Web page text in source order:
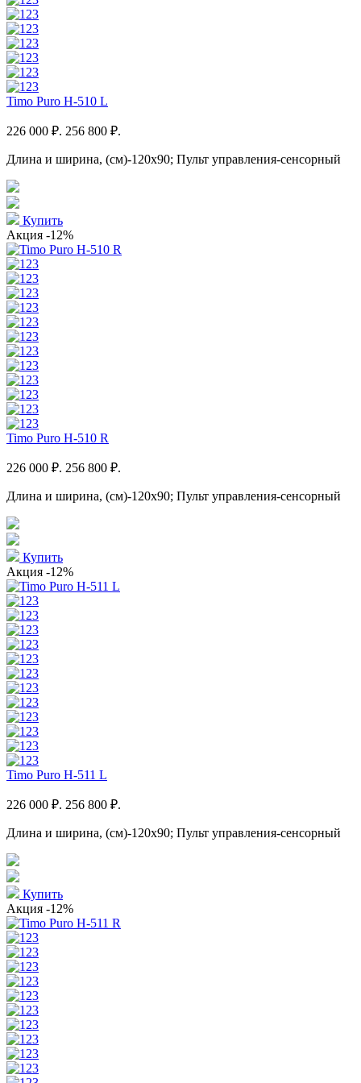
Timo Puro H-510 L
226 000 ₽. 256 800 ₽.
Длина и ширина, (см)-120x90; Пульт управления-сенсорный
Купить
Акция -12%
Timo Puro H-510 R
226 000 ₽. 256 800 ₽.
Длина и ширина, (см)-120x90; Пульт управления-сенсорный
Купить
Акция -12%
Timo Puro H-511 L
226 000 ₽. 256 800 ₽.
Длина и ширина, (см)-120x90; Пульт управления-сенсорный
Купить
Акция -12%